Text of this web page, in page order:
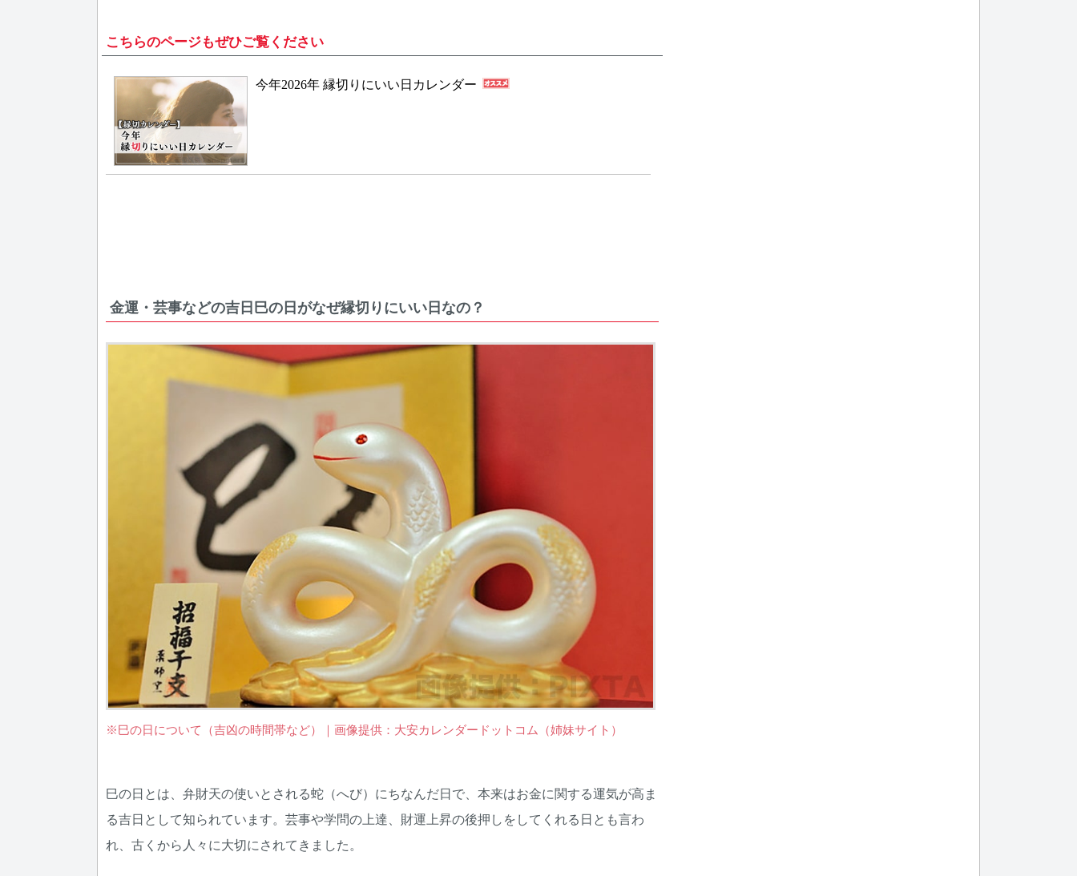
こちらのページもぜひご覧ください
今年2026年 縁切りにいい日カレンダー
金運・芸事などの吉日巳の日がなぜ縁切りにいい日なの？
※巳の日について（吉凶の時間帯など）｜画像提供：大安カレンダードットコム（姉妹サイト）
巳の日とは、弁財天の使いとされる蛇（へび）にちなんだ日で、本来はお金に関する運気が高ま
る吉日として知られています。芸事や学問の上達、財運上昇の後押しをしてくれる日とも言わ
れ、古くから人々に大切にされてきました。